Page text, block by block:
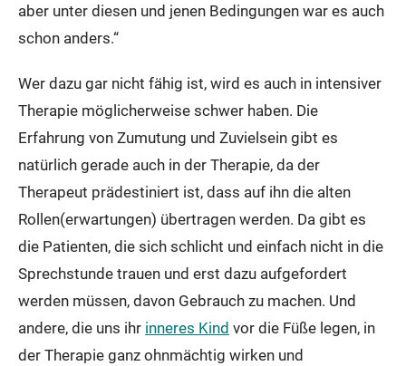
aber unter diesen und jenen Bedingungen war es auch
schon anders.“
Wer dazu gar nicht fähig ist, wird es auch in intensiver
Therapie möglicherweise schwer haben. Die
Erfahrung von Zumutung und Zuvielsein gibt es
natürlich gerade auch in der Therapie, da der
Therapeut prädestiniert ist, dass auf ihn die alten
Rollen(erwartungen) übertragen werden. Da gibt es
die Patienten, die sich schlicht und einfach nicht in die
Sprechstunde trauen und erst dazu aufgefordert
werden müssen, davon Gebrauch zu machen. Und
andere, die uns ihr inneres Kind vor die Füße legen, in
der Therapie ganz ohnmächtig wirken und